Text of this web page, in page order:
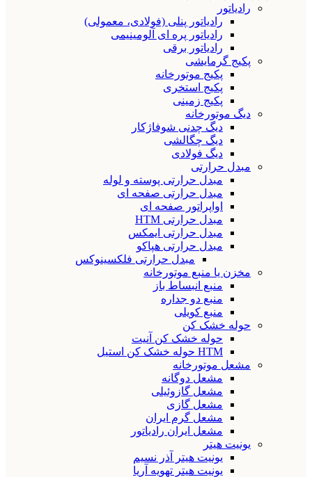
رادیاتور
رادیاتور پنلی (فولادی، معمولی)
رادیاتور پره ای آلومینیمی
رادیاتور برقی
پکیج گرمایشی
پکیج موتورخانه
پکیج استخری
پکیج زمینی
دیگ موتورخانه
دیگ چدنی شوفاژکار
دیگ چگالشی
دیگ فولادی
مبدل حرارتی
مبدل حرارتی پوسته و لوله
مبدل حرارتی صفحه ای
اواپراتور صفحه ای
مبدل حرارتی HTM
مبدل حرارتی ایمکس
مبدل حرارتی هپاکو
مبدل حرارتی فلکسینوکس
مخزن یا منبع موتورخانه
منبع انبساط باز
منبع دو جداره
منبع کویلی
حوله خشک کن
حوله خشک کن آنیت
HTM حوله خشک کن استیل
مشعل موتورخانه
مشعل دوگانه
مشعل گازوئیلی
مشعل گازی
مشعل گرم ایران
مشعل ایران رادیاتور
یونیت هیتر
یونیت هیتر آذر نسیم
یونیت هیتر تهویه آریا